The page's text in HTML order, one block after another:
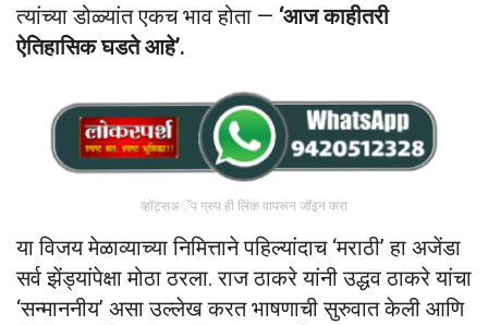
त्यांच्या डोळ्यांत एकच भाव होता — ‘आज काहीतरी
ऐतिहासिक घडते आहे’.
व्हॉट्सअॅप ग्रुप ही लिंक वापरून जॉइन करा
या विजय मेळाव्याच्या निमित्ताने पहिल्यांदाच ‘मराठी’ हा अजेंडा
सर्व झेंड्यांपेक्षा मोठा ठरला. राज ठाकरे यांनी उद्धव ठाकरे यांचा
‘सन्माननीय’ असा उल्लेख करत भाषणाची सुरुवात केली आणि